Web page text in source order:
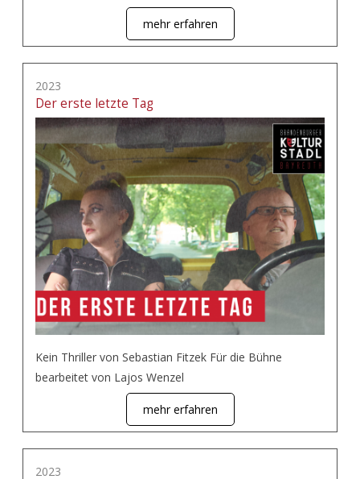
mehr erfahren
2023
Der erste letzte Tag
Kein Thriller von Sebastian Fitzek Für die Bühne
bearbeitet von Lajos Wenzel
mehr erfahren
2023